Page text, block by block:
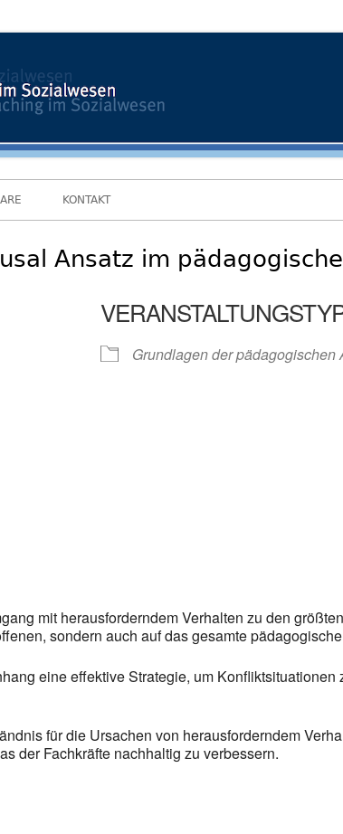
KONTAKT
Ansatz im
Grundlagen der pädagogischen
mit herausforderndem Verhalten zu den
sondern auch auf das gesamte
eine effektive Strategie, um
für die Ursachen von herausforderndem
der Fachkräfte nachhaltig zu verbessern.